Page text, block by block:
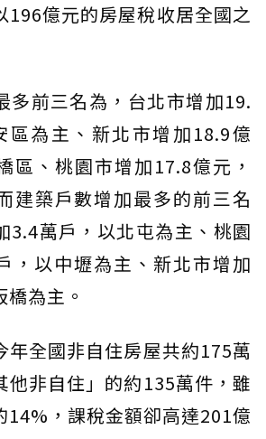
196億元的房屋稅收居全國之
多前三名為，台北市增加19.
區為主、新北市增加18.9億
區、桃園市增加17.8億元，
建築戶數增加最多的前三名
3.4萬戶，以北屯為主、桃園
，以中壢為主、新北市增加
為主。
年全國非自住房屋共約175萬
他非自住」的約135萬件，雖
14%，課稅金額卻高達201億